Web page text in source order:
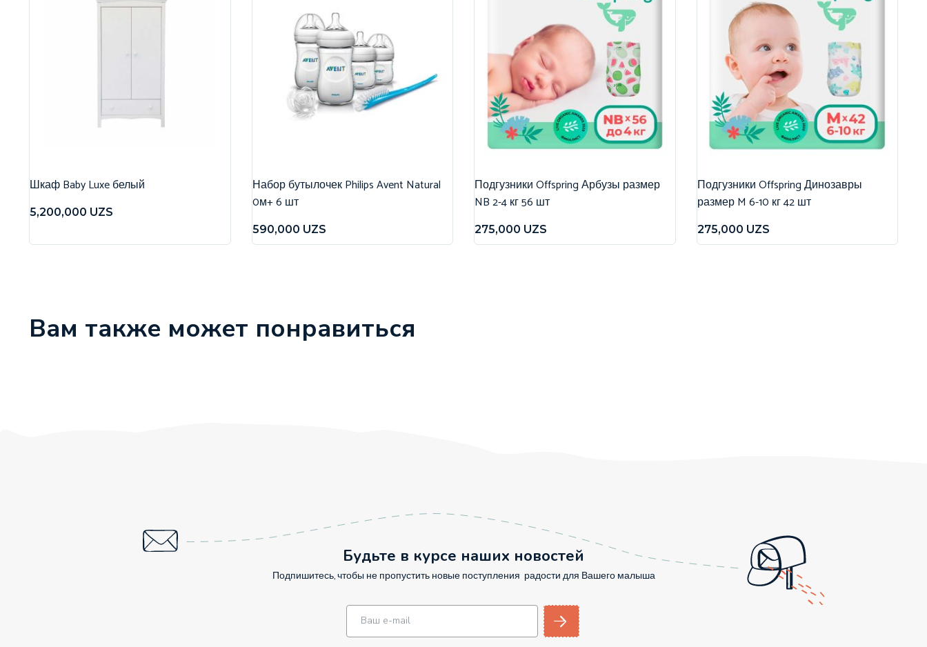
Шкаф Baby Luxe белый
5,200,000 UZS
Набор бутылочек Philips Avent Natural
0м+ 6 шт
590,000 UZS
Подгузники Offspring Арбузы размер
NB 2-4 кг 56 шт
275,000 UZS
Подгузники Offspring Динозавры
размер M 6-10 кг 42 шт
275,000 UZS
Вам также может понравиться
Будьте в курсе наших новостей
Подпишитесь, чтобы не пропустить новые поступления радости для Вашего малыша